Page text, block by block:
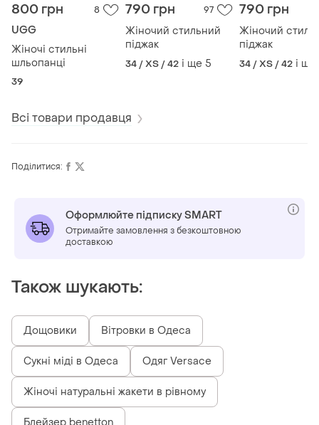
800 грн 8
UGG
Жіночі стильні
шльопанці
39
790 грн 97
Жіночий стильний
піджак
34 / XS / 42 і ще 5
790 грн
Жіночий
піджак
34 / XS / 42 і ще
Всі товари продавця
Поділитися:
Оформлюйте підписку SMART
Отримайте замовлення з безкоштовною
доставкою
Також шукають:
Дощовики Вітровки в Одеса
Сукні міді в Одеса Одяг Versace
Жіночі натуральні жакети в рівному